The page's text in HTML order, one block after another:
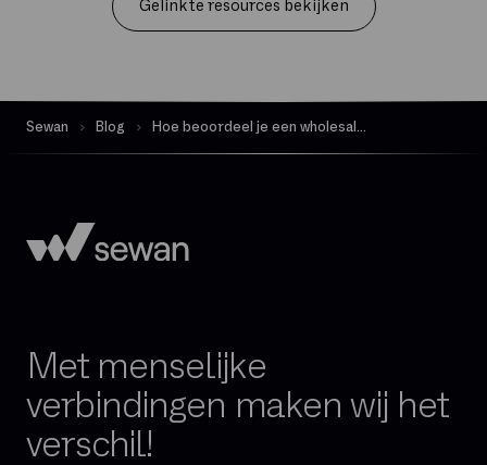
Gelinkte resources bekijken
Sewan Blog Hoe beoordeel je een wholesale provider?
Met menselijke
verbindingen maken wij het
verschil!